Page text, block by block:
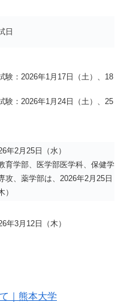
日
験：2026年1月17日（土）、18日
験：2026年1月24日（土）、25日
年2月25日（水）
育学部、医学部医学科、保健学科
攻、薬学部は、2026年2月25日（
）
年3月12日（木）
｜熊本大学